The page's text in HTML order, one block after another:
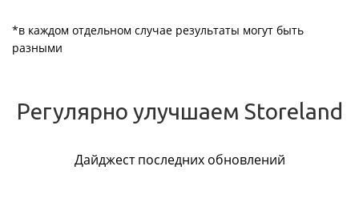
*в каждом отдельном случае результаты могут быть
разными
Регулярно улучшаем Storeland
Дайджест последних обновлений